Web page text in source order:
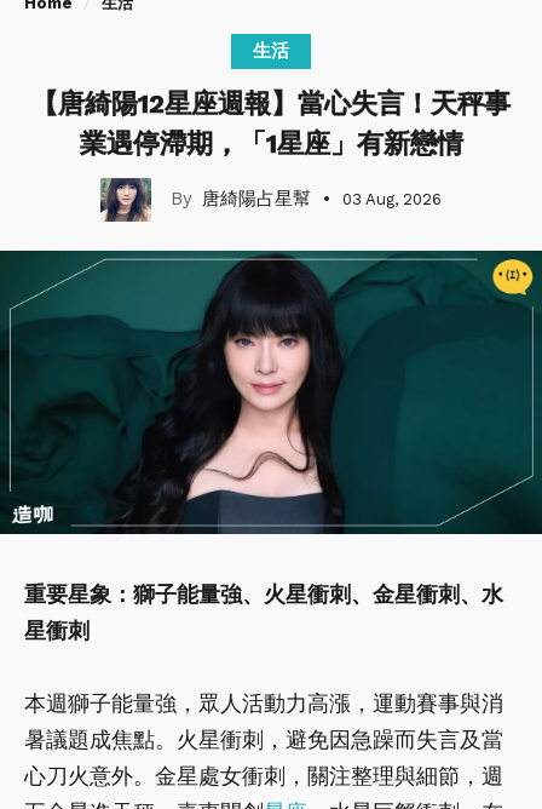
生活
【唐綺陽12星座週報】當心失言！天秤事
業遇停滯期，「1星座」有新戀情
唐綺陽占星幫 03 Aug, 2026
重要星象：獅子能量強、火星衝刺、金星衝刺、水
星衝刺
本週獅子能量強，眾人活動力高漲，運動賽事與消
暑議題成焦點。火星衝刺，避免因急躁而失言及當
心刀火意外。金星處女衝刺，關注整理與細節，週